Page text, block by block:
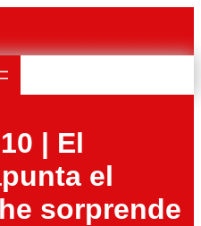
| El
el
sorprende